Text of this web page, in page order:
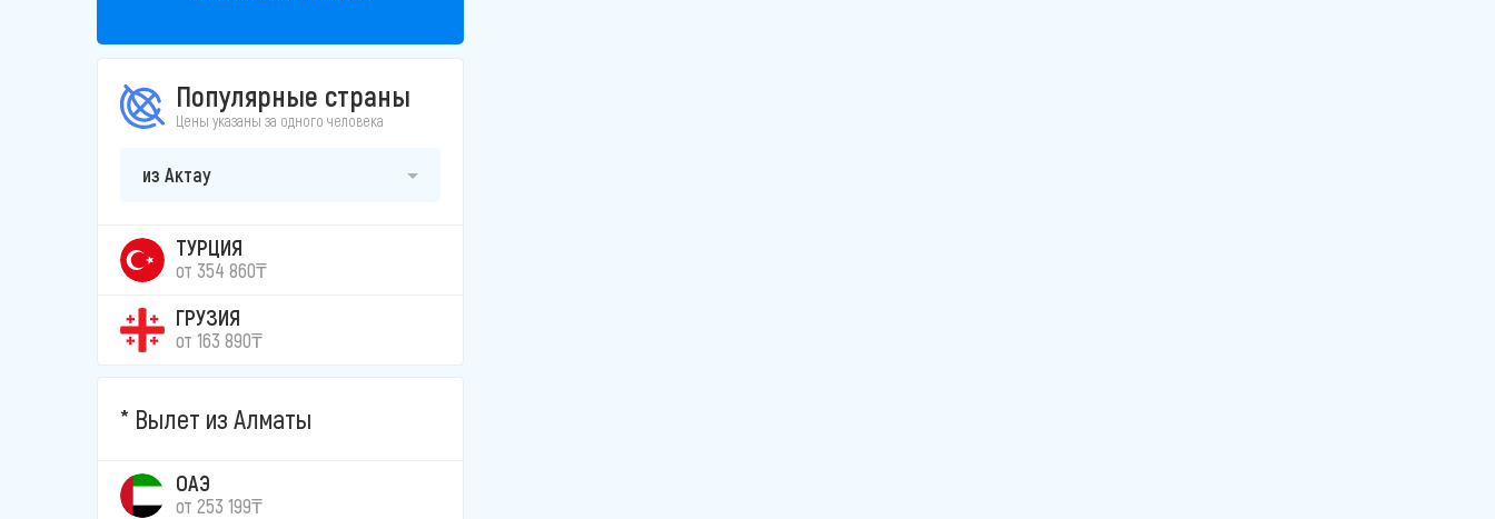
Популярные страны
Цены указаны за одного человека
из Актау
ТУРЦИЯ
от 354 860₸
ГРУЗИЯ
от 163 890₸
Вылет из Алматы
ОАЭ
от 253 199₸